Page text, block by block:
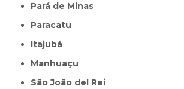
Pará de Minas
Paracatu
Itajubá
Manhuaçu
São João del Rei